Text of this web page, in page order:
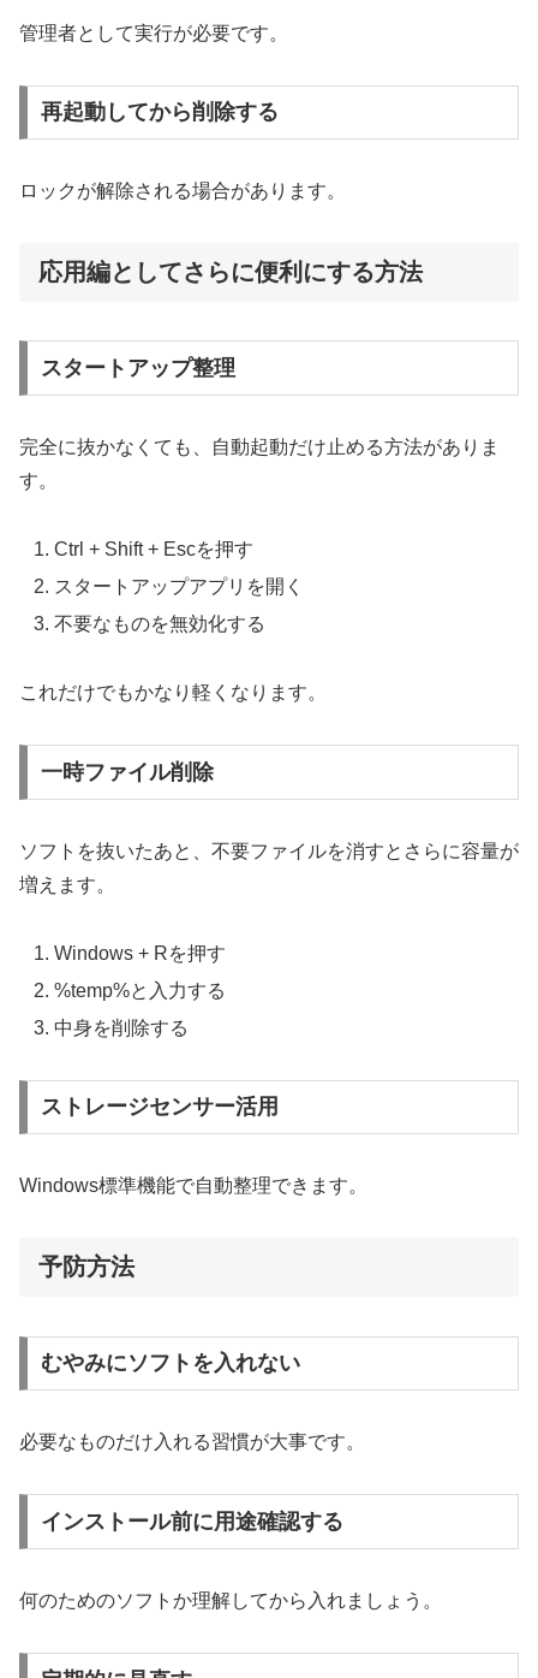
管理者として実行が必要です。
再起動してから削除する
ロックが解除される場合があります。
応用編としてさらに便利にする方法
スタートアップ整理
完全に抜かなくても、自動起動だけ止める方法がありま
す。
Ctrl + Shift + Escを押す
スタートアップアプリを開く
不要なものを無効化する
これだけでもかなり軽くなります。
一時ファイル削除
ソフトを抜いたあと、不要ファイルを消すとさらに容量が
増えます。
Windows + Rを押す
%temp%と入力する
中身を削除する
ストレージセンサー活用
Windows標準機能で自動整理できます。
予防方法
むやみにソフトを入れない
必要なものだけ入れる習慣が大事です。
インストール前に用途確認する
何のためのソフトか理解してから入れましょう。